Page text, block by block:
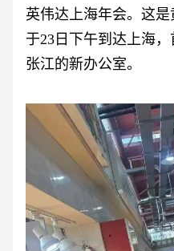
英伟达上海年会。这
于23日下午到达上海
张江的新办公室。